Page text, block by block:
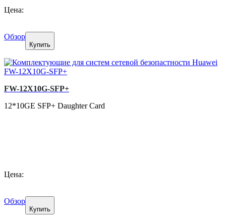
Цена:
Обзор
Купить
FW-12X10G-SFP+
12*10GE SFP+ Daughter Card
Цена:
Обзор
Купить